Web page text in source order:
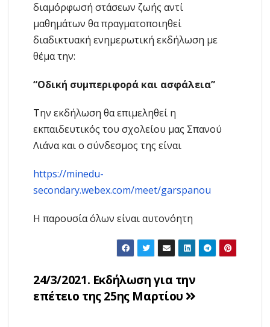
διαμόρφωσή στάσεων ζωής αντί
μαθημάτων θα πραγματοποιηθεί
διαδικτυακή ενημερωτική εκδήλωση με
θέμα την:
“Οδική συμπεριφορά και ασφάλεια”
Την εκδήλωση θα επιμεληθεί η
εκπαιδευτικός του σχολείου μας Σπανού
Λιάνα και ο σύνδεσμος της είναι
https://minedu-
secondary.webex.com/meet/garspanou
Η παρουσία όλων είναι αυτονόητη
Πλοήγηση
άρθρων
24/3/2021. Εκδήλωση για την
επέτειο της 25ης Μαρτίου